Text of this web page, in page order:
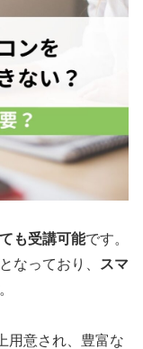
も受講可能です。
なっており、
スマ
用意され、豊富な